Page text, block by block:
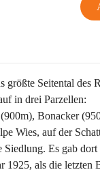
größte Seitental des
in drei Parzellen:
Bonacker
Wies, auf der
Siedlung. Es gab
1925, als die letzten